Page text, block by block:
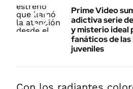
Prime Video
adictiva serie
y misterio ideal
fanáticos de
juveniles